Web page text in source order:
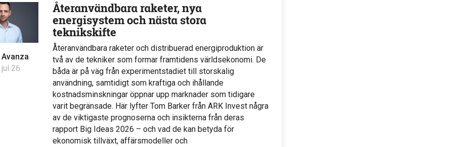
Avanza
26
Återanvändbara raketer, nya
energisystem och nästa stora
teknikskifte
Återanvändbara raketer och distribuerad energiproduktion är
två av de tekniker som formar framtidens världsekonomi. De
båda är på väg från experimentstadiet till storskalig
användning, samtidigt som kraftiga och ihållande
kostnadsminskningar öppnar upp marknader som tidigare
varit begränsade. Här lyfter Tom Barker från ARK Invest några
av de viktigaste prognoserna och insikterna från deras
rapport Big Ideas 2026 – och vad de kan betyda för
ekonomisk tillväxt, affärsmodeller och